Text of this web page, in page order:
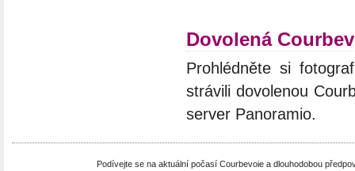
Dovolená
Prohlédněte si
strávili dovolenou
server Panoramio.
Podívejte se na aktuální počasí Courbevoie a dlouhodobou